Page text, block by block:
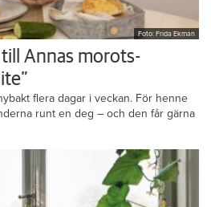
Foto: Frida Ekman
Annas morots-
flera dagar i veckan. För henne
runt en deg – och den får gärna